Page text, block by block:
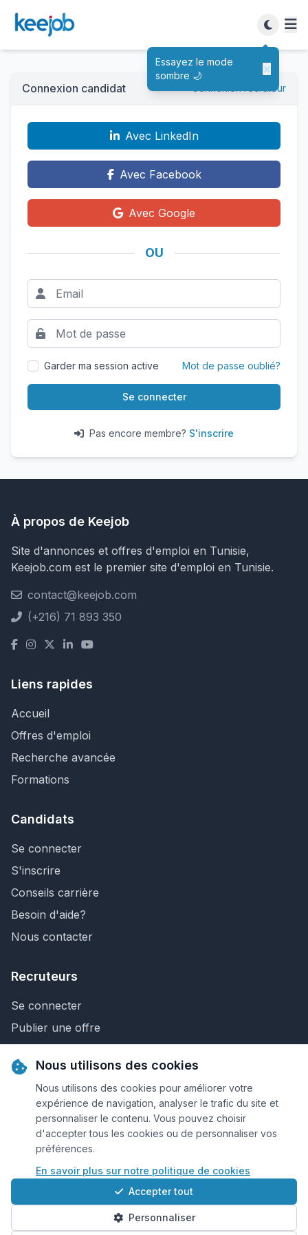
Essayez le mode
sombre 🌙
×
Connexion candidat Connexion recruteur
Avec LinkedIn
Avec Facebook
Avec Google
OU
Garder ma session active Mot de passe oublié?
Se connecter
Pas encore membre? S'inscrire
À propos de Keejob
Site d'annonces et offres d'emploi en Tunisie,
Keejob.com est le premier site d'emploi en Tunisie.
contact@keejob.com
(+216) 71 893 350
Liens rapides
Accueil
Offres d'emploi
Recherche avancée
Formations
Candidats
Se connecter
S'inscrire
Conseils carrière
Besoin d'aide?
Nous contacter
Recruteurs
Se connecter
Publier une offre
Nous contacter
© 2026 Keejob.com. Tous droits réservés.
Conditions et règlement
Cookies
Qui sommes-nous?
Nous utilisons des cookies
Nous utilisons des cookies pour améliorer votre
expérience de navigation, analyser le trafic du site et
personnaliser le contenu. Vous pouvez choisir
d'accepter tous les cookies ou de personnaliser vos
préférences.
En savoir plus sur notre politique de cookies
Accepter tout
Personnaliser